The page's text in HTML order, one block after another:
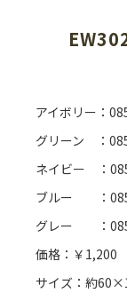
アイボリー：
グリーン ：
ネイビー ：
ブルー ：
グレー ：
価格：￥1,200
サイズ：約